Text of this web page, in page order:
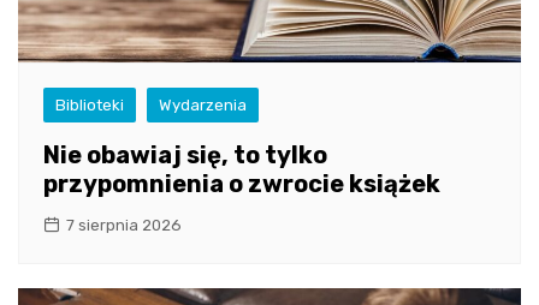
Biblioteki Wydarzenia
Nie obawiaj się, to tylko
przypomnienia o zwrocie książek
7 sierpnia 2026